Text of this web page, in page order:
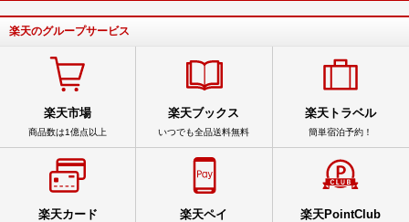
楽天のグループサービス
楽天市場
商品数は1億点以上
楽天ブックス
いつでも全品送料無料
楽天トラベル
簡単宿泊予約！
楽天カード 楽天ペイ 楽天PointClub